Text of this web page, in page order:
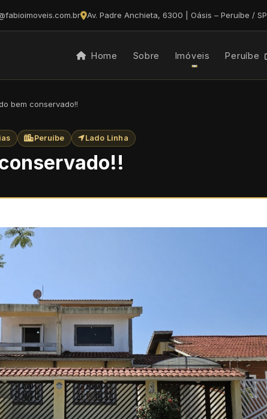
Av. Padre Anchieta, 6300 | Oásis – Peruíbe / SP
Home Sobre Imóveis Peruíbe
bem conservado!!
Peruíbe Lado Linha